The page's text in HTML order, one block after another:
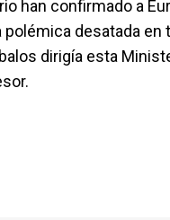
han confirmado a
polémica desatada
dirigía esta